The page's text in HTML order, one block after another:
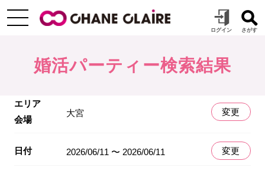
婚活パーティー検索結果
エリア
会場
大宮 変更
日付 2026/06/11 〜 2026/06/11 変更